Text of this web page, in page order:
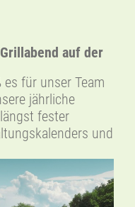
auf der
für unser Team
jährliche
fester
und